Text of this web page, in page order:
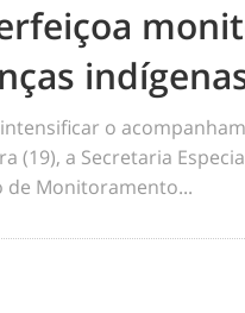
o
(19), a Secretaria
Monitoramento...